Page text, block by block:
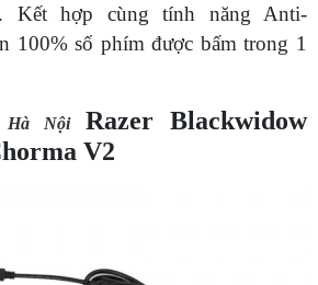
Kết hợp cùng tính năng Anti-
100% số phím được bấm trong 1
Hà NộiRazer Blackwidow
V2